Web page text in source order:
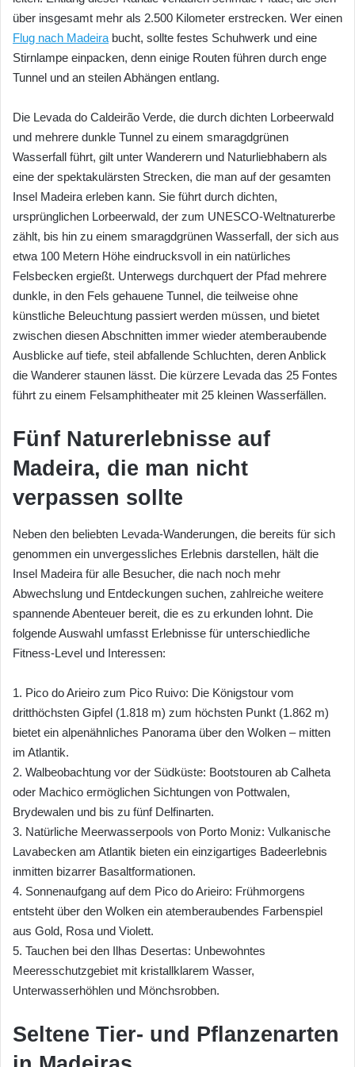
über insgesamt mehr als 2.500 Kilometer erstrecken. Wer einen
Flug nach Madeira bucht, sollte festes Schuhwerk und eine
Stirnlampe einpacken, denn einige Routen führen durch enge
Tunnel und an steilen Abhängen entlang.
Die Levada do Caldeirão Verde, die durch dichten Lorbeerwald
und mehrere dunkle Tunnel zu einem smaragdgrünen
Wasserfall führt, gilt unter Wanderern und Naturliebhabern als
eine der spektakulärsten Strecken, die man auf der gesamten
Insel Madeira erleben kann. Sie führt durch dichten,
ursprünglichen Lorbeerwald, der zum UNESCO-Weltnaturerbe
zählt, bis hin zu einem smaragdgrünen Wasserfall, der sich aus
etwa 100 Metern Höhe eindrucksvoll in ein natürliches
Felsbecken ergießt. Unterwegs durchquert der Pfad mehrere
dunkle, in den Fels gehauene Tunnel, die teilweise ohne
künstliche Beleuchtung passiert werden müssen, und bietet
zwischen diesen Abschnitten immer wieder atemberaubende
Ausblicke auf tiefe, steil abfallende Schluchten, deren Anblick
die Wanderer staunen lässt. Die kürzere Levada das 25 Fontes
führt zu einem Felsamphitheater mit 25 kleinen Wasserfällen.
Fünf Naturerlebnisse auf
Madeira, die man nicht
verpassen sollte
Neben den beliebten Levada-Wanderungen, die bereits für sich
genommen ein unvergessliches Erlebnis darstellen, hält die
Insel Madeira für alle Besucher, die nach noch mehr
Abwechslung und Entdeckungen suchen, zahlreiche weitere
spannende Abenteuer bereit, die es zu erkunden lohnt. Die
folgende Auswahl umfasst Erlebnisse für unterschiedliche
Fitness-Level und Interessen:
1. Pico do Arieiro zum Pico Ruivo: Die Königstour vom
dritthöchsten Gipfel (1.818 m) zum höchsten Punkt (1.862 m)
bietet ein alpenähnliches Panorama über den Wolken – mitten
im Atlantik.
2. Walbeobachtung vor der Südküste: Bootstouren ab Calheta
oder Machico ermöglichen Sichtungen von Pottwalen,
Brydewalen und bis zu fünf Delfinarten.
3. Natürliche Meerwasserpools von Porto Moniz: Vulkanische
Lavabecken am Atlantik bieten ein einzigartiges Badeerlebnis
inmitten bizarrer Basaltformationen.
4. Sonnenaufgang auf dem Pico do Arieiro: Frühmorgens
entsteht über den Wolken ein atemberaubendes Farbenspiel
aus Gold, Rosa und Violett.
5. Tauchen bei den Ilhas Desertas: Unbewohntes
Meeresschutzgebiet mit kristallklarem Wasser,
Unterwasserhöhlen und Mönchsrobben.
Seltene Tier- und Pflanzenarten